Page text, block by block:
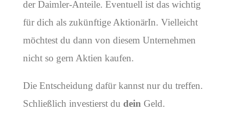
der Daimler-Anteile. Eventuell ist das wichtig
für dich als zukünftige AktionärIn. Vielleicht
möchtest du dann von diesem Unternehmen
nicht so gern Aktien kaufen.
Die Entscheidung dafür kannst nur du treffen.
Schließlich investierst du deinGeld.